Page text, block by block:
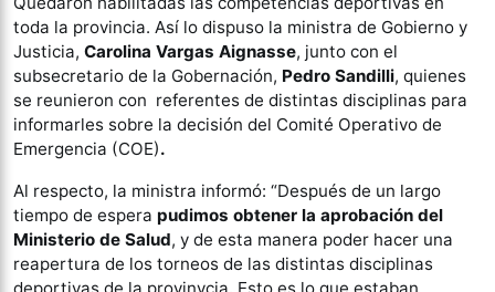
toda la provincia. Así lo dispuso la ministra de Gobierno y
Justicia, Carolina Vargas Aignasse, junto con el
subsecretario de la Gobernación, Pedro Sandilli, quienes
se reunieron con referentes de distintas disciplinas para
informarles sobre la decisión del Comité Operativo de
Emergencia (COE).
Al respecto, la ministra informó: “Después de un largo
tiempo de espera pudimos obtener la aprobación del
Ministerio de Salud, y de esta manera poder hacer una
reapertura de los torneos de las distintas disciplinas